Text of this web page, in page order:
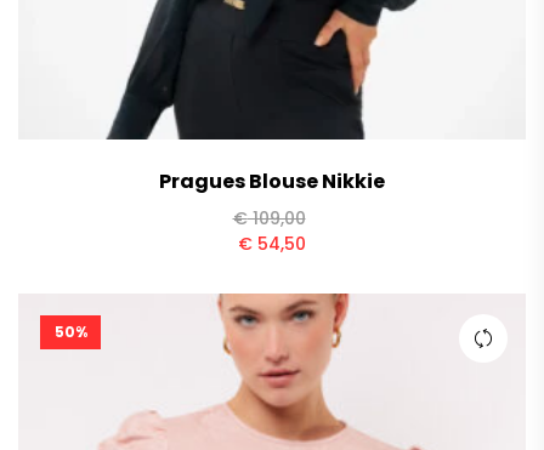
Pragues Blouse Nikkie
€109,00
€ 54,50
50%